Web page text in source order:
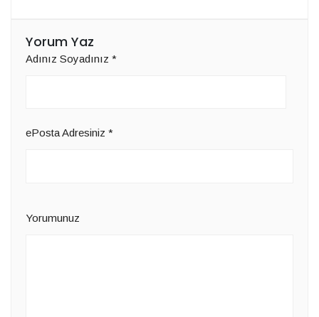
Yorum Yaz
Adınız Soyadınız *
ePosta Adresiniz *
Yorumunuz